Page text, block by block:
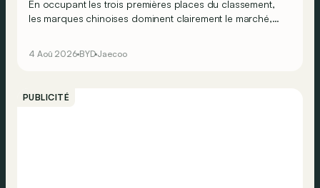
En occupant les trois premières places du classement,
les marques chinoises dominent clairement le marché,
4 Aoû 2026 BYD Jaecoo
PUBLICITÉ